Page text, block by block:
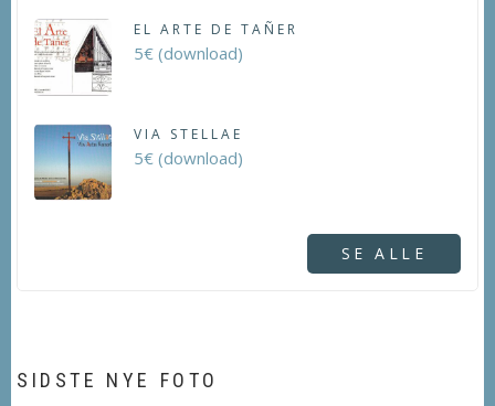
EL ARTE DE TAÑER
5€ (download)
VIA STELLAE
5€ (download)
SE ALLE
SIDSTE NYE FOTO